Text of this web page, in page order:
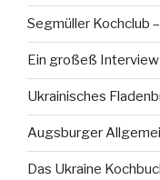
Segmüller Kochclub
Ein großeß Interview
Ukrainisches
Augsburger
Das Ukraine